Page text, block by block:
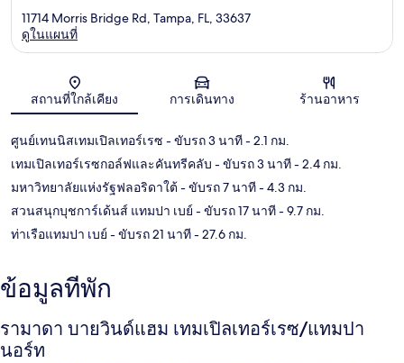
แผนที่
11714 Morris Bridge Rd, Tampa, FL, 33637
ดูในแผนที่
สถานที่ใกล้เคียง การเดินทาง ร้านอาหาร
ศูนย์เทนนิสเทมเปิลเทอร์เรซ - ขับรถ 3 นาที- 2.1 กม.
เทมเปิลเทอร์เรซกอล์ฟและคันทรีคลับ - ขับรถ 3 นาที- 2.4 กม.
มหาวิทยาลัยแห่งรัฐฟลอริดาใต้- ขับรถ 7 นาที- 4.3 กม.
สวนสนุกบุชการ์เด้นส์ แทมปา เบย์ - ขับรถ 17 นาที- 9.7 กม.
ท่าเรือแทมปา เบย์ - ขับรถ 21 นาที- 27.6 กม.
ข้อมูลที่พัก
รามาดา บายวินด์แฮม เทมเปิลเทอร์เรซ/แทมปา
นอร์ท